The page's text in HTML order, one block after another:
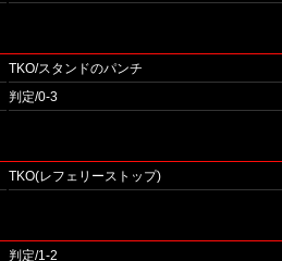
TKO/スタンドのパンチ
判定/0-3
TKO(レフェリーストップ)
判定/1-2